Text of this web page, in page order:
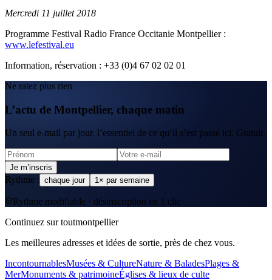
Mercredi 11 juillet 2018
Programme Festival Radio France Occitanie Montpellier :
www.lefestival.eu
Information, réservation : +33 (0)4 67 02 02 01
Ne ratez plus rien
L’actu de Montpellier, chaque matin
Un seul e-mail par jour, l’essentiel de ce qu’il s’est passé ici. Gratuit.
Je m’inscris
Rythme : chaque jour 1× par semaine
Rythme modifiable · désinscription en 1 clic
Continuez sur toutmontpellier
Les meilleures adresses et idées de sortie, près de chez vous.
IncontournablesMusées & CultureNature & BaladesPlages &
MerMonuments & patrimoineÉglises & lieux de culte